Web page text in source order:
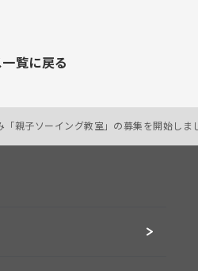
覧に戻る
「親子ソーイング教室」の募集を開始しま